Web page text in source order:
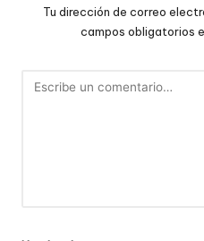
Tu dirección de correo
campos obligatorios